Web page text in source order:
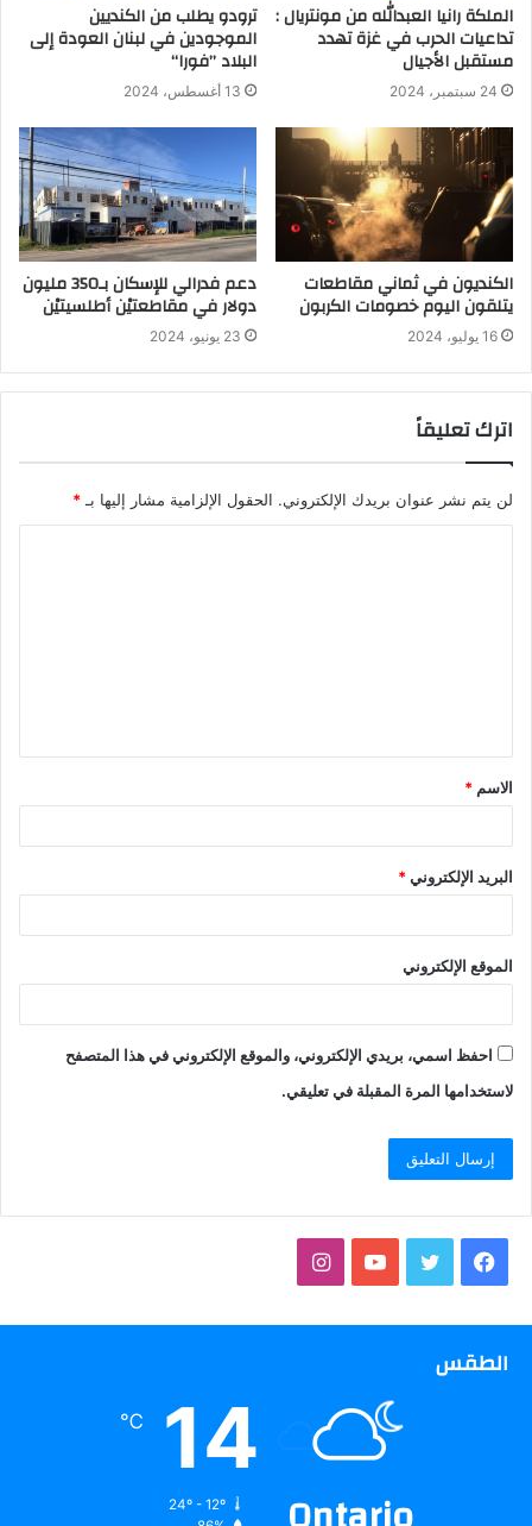
الملكة رانيا العبدالله من مونتريال :
تداعيات الحرب في غزة تهدد
مستقبل الأجيال
24 سبتمبر، 2024
ترودو يطلب من الكنديين
الموجودين في لبنان العودة إلى
البلاد ’’فورا‘‘
13 أغسطس، 2024
الكنديون في ثماني مقاطعات
يتلقون اليوم خصومات الكربون
16 يوليو، 2024
دعم فدرالي للإسكان بـ350 مليون
دولار في مقاطعتيْن أطلسيتيْن
23 يونيو، 2024
اترك تعليقاً
لن يتم نشر عنوان بريدك الإلكتروني. الحقول الإلزامية مشار إليها بـ *
الاسم *
البريد الإلكتروني*
الموقع الإلكتروني
احفظ اسمي، بريدي الإلكتروني، والموقع الإلكتروني في هذا المتصفح
لاستخدامها المرة المقبلة في تعليقي.
فيسبوك تويتر يوتيوبانستقرام
الطقس
14
℃
24º - 12º